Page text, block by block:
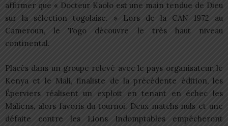
affirmer que « Docteur Kaolo est une main tendue de Dieu
sur la sélection togolaise. » Lors de la CAN 1972 au
Cameroun, le Togo découvre le très haut niveau
continental.
Placés dans un groupe relevé avec le pays organisateur, le
Kenya et le Mali, finaliste de la précédente édition, les
Éperviers réalisent un exploit en tenant en échec les
Maliens, alors favoris du tournoi. Deux matchs nuls et une
défaite contre les Lions Indomptables empêcheront